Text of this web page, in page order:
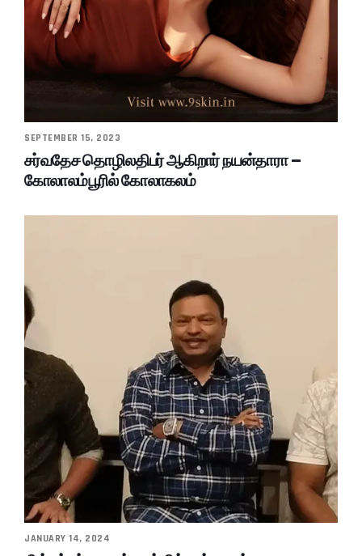
SEPTEMBER 15, 2023
சர்வதேச தொழிலதிபர் ஆகிறார் நயன்தாரா –
கோலாலம்பூரில் கோலாகலம்
JANUARY 14, 2024